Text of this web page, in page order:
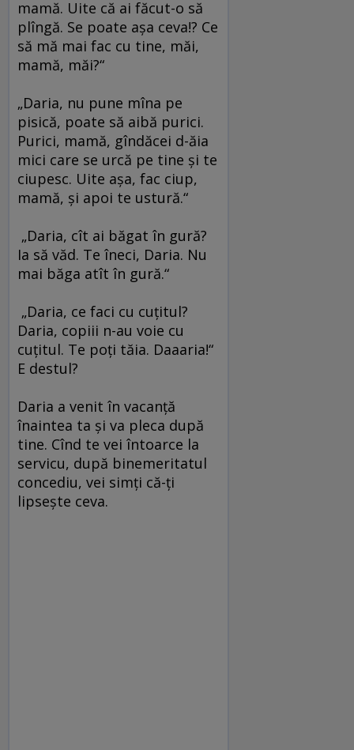
mamă. Uite că ai făcut-o să
plîngă. Se poate aşa ceva!? Ce
să mă mai fac cu tine, măi,
mamă, măi?“
„Daria, nu pune mîna pe
pisică, poate să aibă purici.
Purici, mamă, gîndăcei d-ăia
mici care se urcă pe tine şi te
ciupesc. Uite aşa, fac ciup,
mamă, şi apoi te ustură.“
„Daria, cît ai băgat în gură?
Ia să văd. Te îneci, Daria. Nu
mai băga atît în gură.“
„Daria, ce faci cu cuţitul?
Daria, copiii n-au voie cu
cuţitul. Te poţi tăia. Daaaria!“
E destul?
Daria a venit în vacanţă
înaintea ta şi va pleca după
tine. Cînd te vei întoarce la
servicu, după binemeritatul
concediu, vei simţi că-ţi
lipseşte ceva.